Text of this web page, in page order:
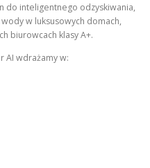
do inteligentnego odzyskiwania,
w luksusowych domach,
biurowcach klasy A+.
AI wdrażamy w: